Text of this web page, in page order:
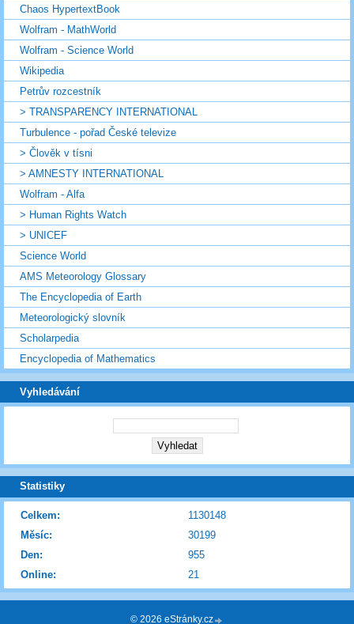
Chaos HypertextBook
Wolfram - MathWorld
Wolfram - Science World
Wikipedia
Petrův rozcestník
> TRANSPARENCY INTERNATIONAL
Turbulence - pořad České televize
> Člověk v tísni
> AMNESTY INTERNATIONAL
Wolfram - Alfa
> Human Rights Watch
> UNICEF
Science World
AMS Meteorology Glossary
The Encyclopedia of Earth
Meteorologický slovník
Scholarpedia
Encyclopedia of Mathematics
Vyhledávání
Statistiky
Online: 21
Celkem:
1130148
Měsíc:
30199
Den:
955
© 2026 eStránky.cz